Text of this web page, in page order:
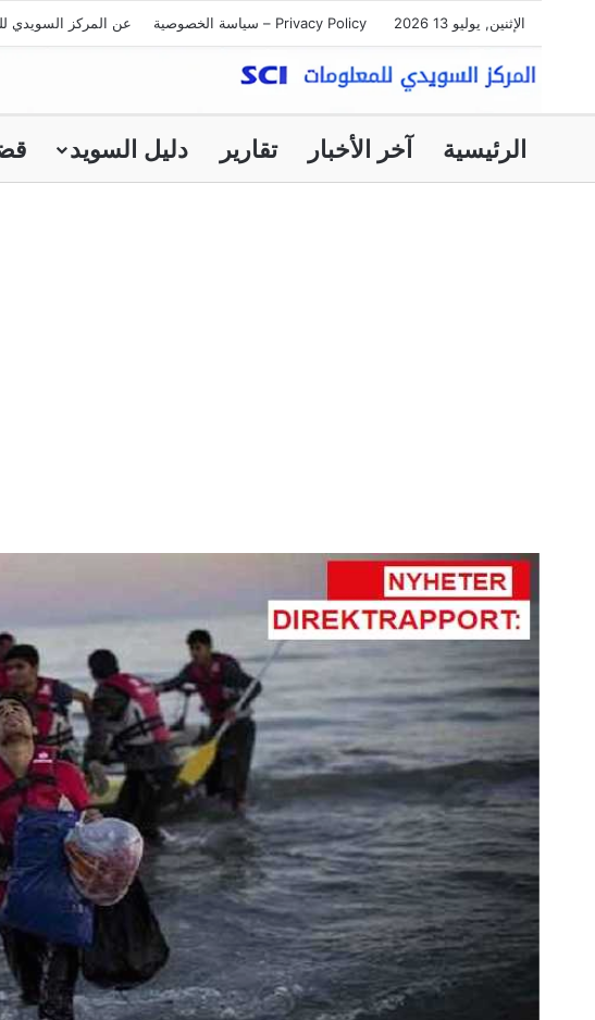
الإثنين, يوليو 13 2026 Privacy Policy – سياسة الخصوصية عن المركز السويدي
الرئيسية آخر الأخبار تقارير دليل السويد